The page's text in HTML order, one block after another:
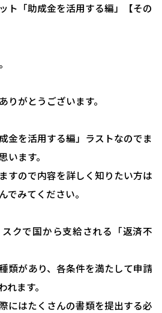
ト「助成金を活用する編」【その
りがとうございます。
金を活用する編」ラストなのでま
います。
すので内容を詳しく知りたい方は
でみてください。
クで国から支給される「返済不
類があり、各条件を満たして申請
ます。
にはたくさんの書類を提出する必